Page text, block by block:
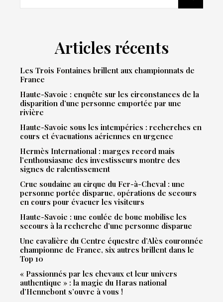
Articles récents
Les Trois Fontaines brillent aux championnats de
France
Haute-Savoie : enquête sur les circonstances de la
disparition d’une personne emportée par une
rivière
Haute-Savoie sous les intempéries : recherches en
cours et évacuations aériennes en urgence
Hermès International : marges record mais
l’enthousiasme des investisseurs montre des
signes de ralentissement
Crue soudaine au cirque du Fer-à-Cheval : une
personne portée disparue, opérations de secours
en cours pour évacuer les visiteurs
Haute-Savoie : une coulée de boue mobilise les
secours à la recherche d’une personne disparue
Une cavalière du Centre équestre d’Alès couronnée
championne de France, six autres brillent dans le
Top 10
« Passionnés par les chevaux et leur univers
authentique » : la magie du Haras national
d’Hennebont s’ouvre à vous !